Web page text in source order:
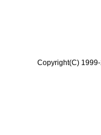
Copyright(C)